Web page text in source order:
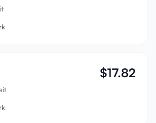
$17.82